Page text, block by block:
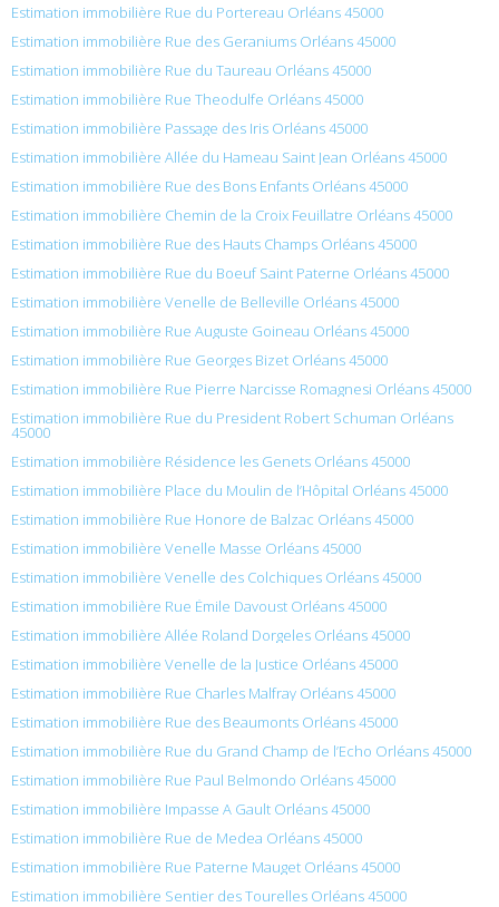
Estimation immobilière Rue du Portereau Orléans 45000
Estimation immobilière Rue des Geraniums Orléans 45000
Estimation immobilière Rue du Taureau Orléans 45000
Estimation immobilière Rue Theodulfe Orléans 45000
Estimation immobilière Passage des Iris Orléans 45000
Estimation immobilière Allée du Hameau Saint Jean Orléans 45000
Estimation immobilière Rue des Bons Enfants Orléans 45000
Estimation immobilière Chemin de la Croix Feuillatre Orléans 45000
Estimation immobilière Rue des Hauts Champs Orléans 45000
Estimation immobilière Rue du Boeuf Saint Paterne Orléans 45000
Estimation immobilière Venelle de Belleville Orléans 45000
Estimation immobilière Rue Auguste Goineau Orléans 45000
Estimation immobilière Rue Georges Bizet Orléans 45000
Estimation immobilière Rue Pierre Narcisse Romagnesi Orléans 45000
Estimation immobilière Rue du President Robert Schuman Orléans
45000
Estimation immobilière Résidence les Genets Orléans 45000
Estimation immobilière Place du Moulin de l’Hôpital Orléans 45000
Estimation immobilière Rue Honore de Balzac Orléans 45000
Estimation immobilière Venelle Masse Orléans 45000
Estimation immobilière Venelle des Colchiques Orléans 45000
Estimation immobilière Rue Émile Davoust Orléans 45000
Estimation immobilière Allée Roland Dorgeles Orléans 45000
Estimation immobilière Venelle de la Justice Orléans 45000
Estimation immobilière Rue Charles Malfray Orléans 45000
Estimation immobilière Rue des Beaumonts Orléans 45000
Estimation immobilière Rue du Grand Champ de l’Echo Orléans 45000
Estimation immobilière Rue Paul Belmondo Orléans 45000
Estimation immobilière Impasse A Gault Orléans 45000
Estimation immobilière Rue de Medea Orléans 45000
Estimation immobilière Rue Paterne Mauget Orléans 45000
Estimation immobilière Sentier des Tourelles Orléans 45000